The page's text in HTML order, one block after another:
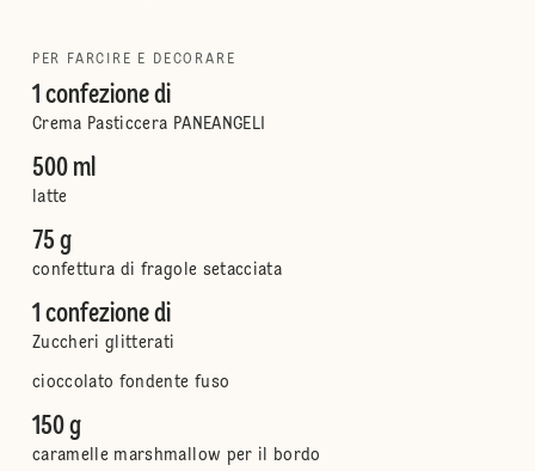
PER FARCIRE E DECORARE
1 confezione di
Crema Pasticcera PANEANGELI
500 ml
latte
75 g
confettura di fragole setacciata
1 confezione di
Zuccheri glitterati
cioccolato fondente fuso
150 g
caramelle marshmallow per il bordo